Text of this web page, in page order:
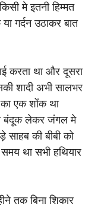
मे इतनी हिम्मत
गर्दन उठाकर बात
करता था और दूसरा
शादी अभी सालभर
एक शोंक था
बंदूक लेकर जंगल मे
साहब की बीबी को
था सभी हथियार
तक बिना शिकार